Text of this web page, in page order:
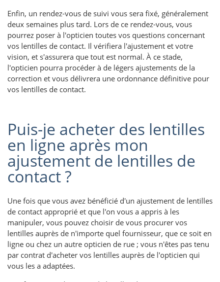
Enfin, un rendez-vous de suivi vous sera fixé, généralement
deux semaines plus tard. Lors de ce rendez-vous, vous
pourrez poser à l'opticien toutes vos questions concernant
vos lentilles de contact. Il vérifiera l'ajustement et votre
vision, et s'assurera que tout est normal. À ce stade,
l'opticien pourra procéder à de légers ajustements de la
correction et vous délivrera une ordonnance définitive pour
vos lentilles de contact.
Puis-je acheter des lentilles
en ligne après mon
ajustement de lentilles de
contact ?
Une fois que vous avez bénéficié d'un ajustement de lentilles
de contact approprié et que l'on vous a appris à les
manipuler, vous pouvez choisir de vous procurer vos
lentilles auprès de n'importe quel fournisseur, que ce soit en
ligne ou chez un autre opticien de rue ; vous n'êtes pas tenu
par contrat d'acheter vos lentilles auprès de l'opticien qui
vous les a adaptées.